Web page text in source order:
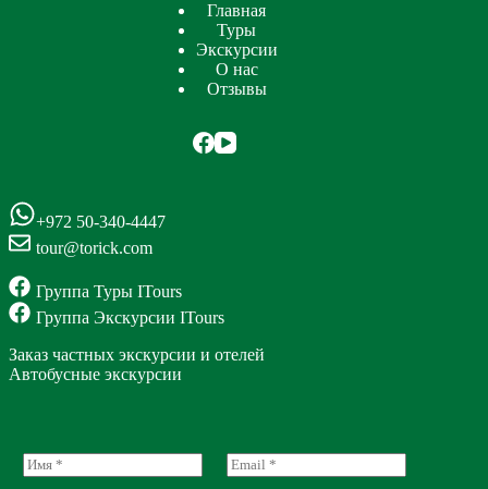
Главная
Туры
Экскурсии
О нас
Отзывы
+972 50-340-4447
tour@torick.com
Группа Туры ITours
Группа Экскурсии ITours
Заказ частных экскурсии и отелей
Автобусные экскурсии
N
a
E
m